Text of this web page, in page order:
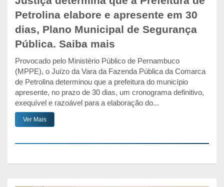
Petrolina elabore e apresente em 30
dias, Plano Municipal de Segurança
Pública. Saiba mais
Provocado pelo Ministério Público de Pernambuco
(MPPE), o Juízo da Vara da Fazenda Pública da Comarca
de Petrolina determinou que a prefeitura do município
apresente, no prazo de 30 dias, um cronograma definitivo,
exequível e razoável para a elaboração do...
Ver Mais